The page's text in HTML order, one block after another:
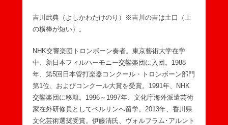
吉川武典（よしかわたけのり）※吉川の吉は土口（上
の横棒が短い）。
NHK交響楽団トロンボーン奏者。東京藝術大学在学
中、新日本フィルハーモニー交響楽団に入団。1988
年、第5回日本管打楽器コンクール・トロンボーン部門
第1位、およびコンクール大賞を受賞。1991年、NHK
交響楽団に移籍。1996～1997年、文化庁海外派遣芸術
家在外研修員としてベルリンへ留学。2013年、香川県
文化芸術選奨受賞。伊藤清氏、ヴォルフラム･アルント